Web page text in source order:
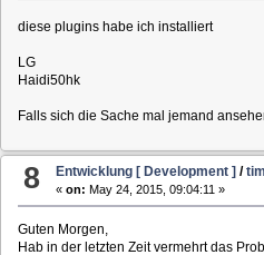
KEY_PROG1 0x02f0
KEY_PROG3 0x02f2
KEY_PROG4 0x02f3
KEY_VIDEO 0x02f5
KEY_IMAGES 0x02f6
KEY_SCREEN 0x02f8
KEY_POWER2 0x12cc #
KEY_POWER 0x12cb #
KEY_MODE 0x02d1
KEY_SUBTITLE 0x02d2
end codes
diese plugins habe ich installiert
LG
Haidi50hk
Falls sich die Sache mal jemand
8 Entwicklung [ Development ] /
«on: May 24, 2015, 09:04:11 »
Guten Morgen,
Hab in der letzten Zeit vermehrt das